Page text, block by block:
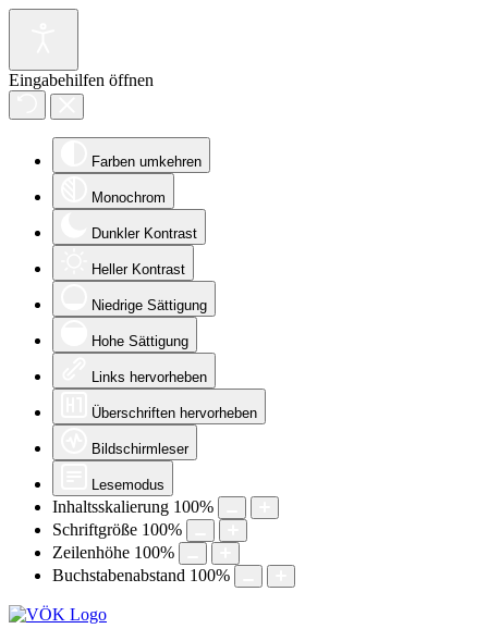
Eingabehilfen öffnen
Farben umkehren
Monochrom
Dunkler Kontrast
Heller Kontrast
Niedrige Sättigung
Hohe Sättigung
Links hervorheben
Überschriften hervorheben
Bildschirmleser
Lesemodus
Inhaltsskalierung 100%
Schriftgröße 100%
Zeilenhöhe 100%
Buchstabenabstand 100%